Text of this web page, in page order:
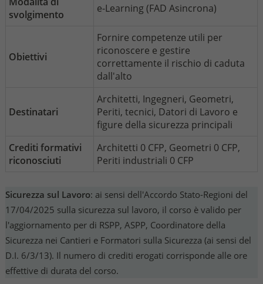
svolgimento
e-Learning (FAD Asincrona)
Obiettivi
Fornire competenze utili per
riconoscere e gestire
correttamente il rischio di caduta
dall'alto
Destinatari
Architetti, Ingegneri, Geometri,
Periti, tecnici, Datori di Lavoro e
figure della sicurezza principali
Crediti formativi
riconosciuti
Architetti 0 CFP, Geometri 0 CFP,
Periti industriali 0 CFP
Sicurezza sul Lavoro: ai sensi dell'Accordo Stato-Regioni del
17/04/2025 sulla sicurezza sul lavoro, il corso è valido per
l'aggiornamento per di RSPP, ASPP, Coordinatore della
Sicurezza nei Cantieri e Formatori sulla Sicurezza (ai sensi del
D.I. 6/3/13). Il numero di crediti erogati corrisponde alle ore
effettive di durata del corso.